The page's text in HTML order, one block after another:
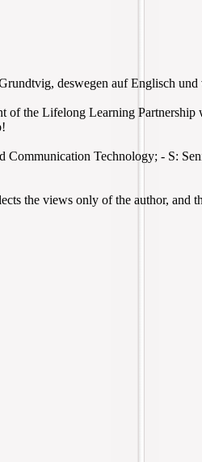
deswegen auf Englisch
of the Lifelong Learning
Technology; - S:
the views only of the author, and